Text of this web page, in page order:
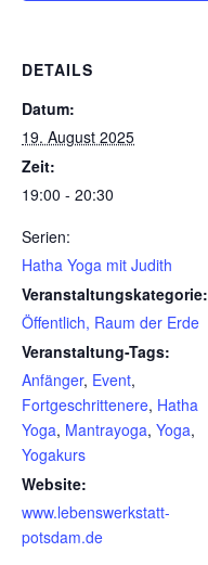
DETAILS
Datum:
19. August 2025
Zeit:
19:00 - 20:30
Serien:
Hatha Yoga mit Judith
Veranstaltungskategorie:
Öffentlich, Raum der Erde
Veranstaltung-Tags:
Anfänger, Event,
Fortgeschrittenere, Hatha
Yoga, Mantrayoga, Yoga,
Yogakurs
Website:
www.lebenswerkstatt-
potsdam.de